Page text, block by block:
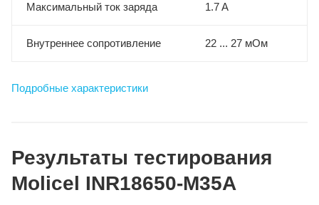
Максимальный ток заряда 1.7 A
Внутреннее сопротивление 22 ... 27 мОм
Подробные характеристики
Результаты тестирования
Molicel INR18650-M35A